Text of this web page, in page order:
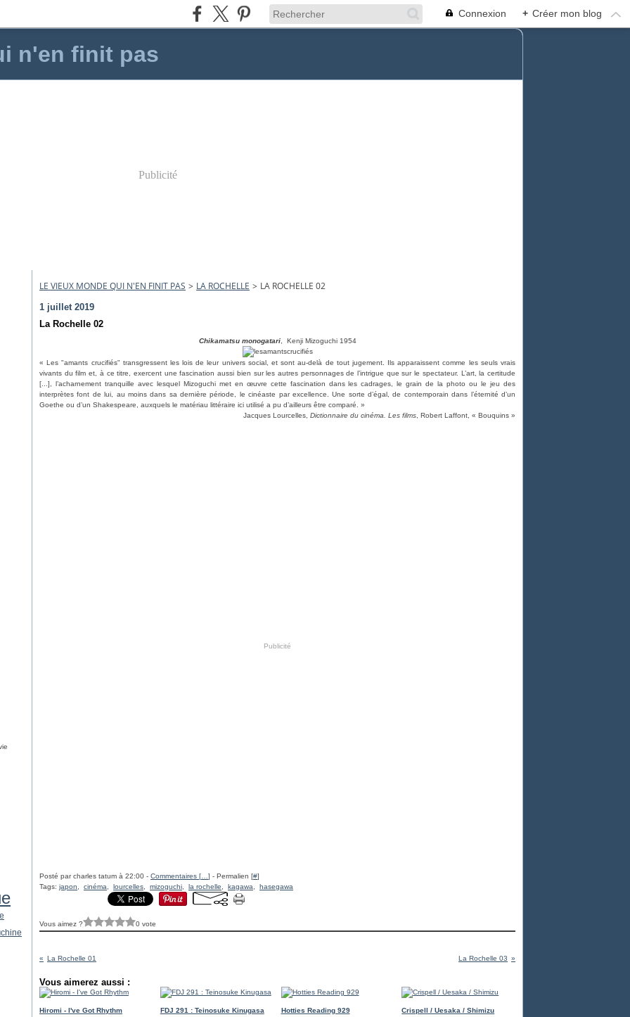
Connexion + Créer mon blog
n'en finit pas
Publicité
chine
LE VIEUX MONDE QUI N'EN FINIT PAS > LA ROCHELLE > LA ROCHELLE 02
1 juillet 2019
La Rochelle 02
Chikamatsu monogatari, Kenji Mizoguchi 1954
« Les "amants crucifiés" transgressent les lois de leur univers social, et sont au-delà de tout jugement. Ils apparaissent comme les seuls vrais
vivants du film et, à ce titre, exercent une fascination aussi bien sur les autres personnages de l’intrigue que sur le spectateur. L’art, la certitude
[...], l’acharnement tranquille avec lesquel Mizoguchi met en œuvre cette fascination dans les cadrages, le grain de la photo ou le jeu des
interprètes font de lui, au moins dans sa dernière période, le cinéaste par excellence. Une sorte d’égal, de contemporain dans l’éternité d’un
Goethe ou d’un Shakespeare, auxquels le matériau littéraire ici utilisé a pu d’ailleurs être comparé. »
Jacques Lourcelles, Dictionnaire du cinéma. Les films , Robert Laffont, « Bouquins »
Publicité
Posté par charles tatum à 22:00 - Commentaires [ ] - Permalien [#]
Tags: japon cinéma lourcelles mizoguchi la rochelle kagawa hasegawa
Vous aimez ? 0 vote
La Rochelle 01 La Rochelle 03
Vous aimerez aussi :
Hiromi - I've Got Rhythm FDJ 291 : Teinosuke Kinugasa Hotties Reading 929 Crispell / Uesaka / Shimizu